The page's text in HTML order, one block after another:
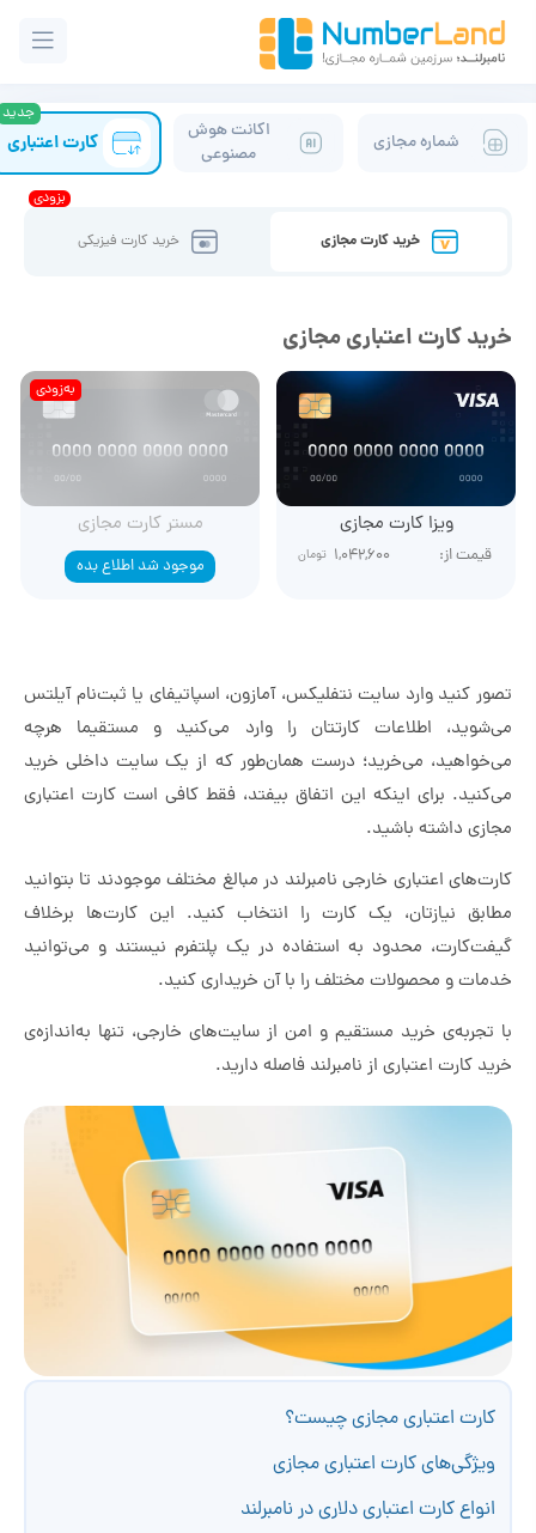
شماره مجازی
اکانت هوش
مصنوعی
کارت اعتباری
خرید کارت مجازی خرید کارت فیزیکی
بزودی
خرید کارت اعتباری مجازی
ویزا کارت مجازی
قیمت از: 1,042,600 تومان
به‌زودی
مستر کارت مجازی
موجود شد اطلاع بده
تصور کنید وارد سایت نتفلیکس، آمازون، اسپاتیفای یا ثبت‌نام آیلتس
می‌شوید، اطلاعات کارتتان را وارد می‌کنید و مستقیما هرچه
می‌خواهید، می‌خرید؛ درست همان‌طور که از یک سایت داخلی خرید
می‌کنید. برای اینکه این اتفاق بیفتد، فقط کافی است کارت اعتباری
مجازی داشته باشید.
کارت‌های اعتباری خارجی نامبرلند در مبالغ مختلف موجودند تا بتوانید
مطابق نیازتان، یک کارت را انتخاب کنید. این کارت‌ها برخلاف
گیفت‌کارت، محدود به استفاده در یک پلتفرم نیستند و می‌توانید
خدمات و محصولات مختلف را با آن خریداری کنید.
با تجربه‌ی خرید مستقیم و امن از سایت‌های خارجی، تنها به‌اندازه‌ی
خرید کارت اعتباری از نامبرلند فاصله دارید.
کارت اعتباری مجازی چیست؟
ویژگی‌های کارت اعتباری مجازی
انواع کارت اعتباری دلاری در نامبرلند